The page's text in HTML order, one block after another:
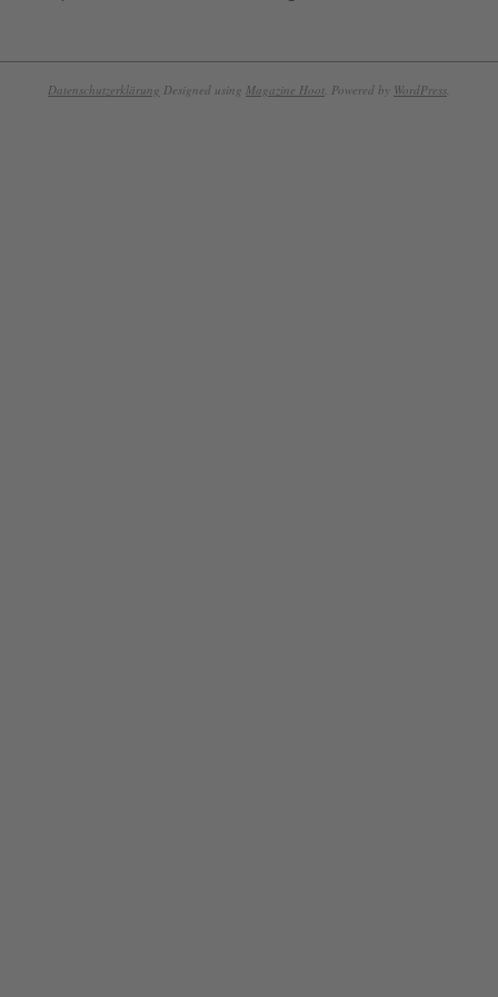
Datenschutzerklärung Designed using Magazine Hoot. Powered by WordPress.